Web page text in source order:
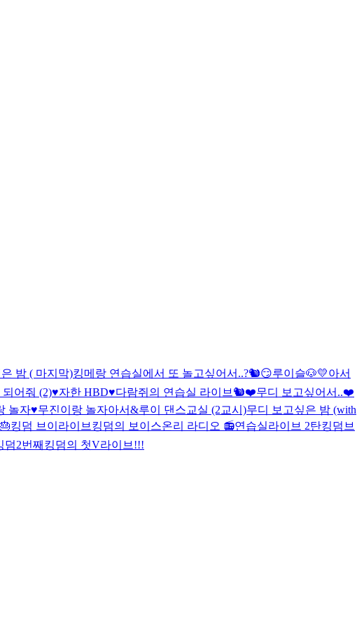
밤 ( 마지막)킹메랑 연습실에서 또 놀고싶어서..?🐿😏루이슬🐶💛아서
어줘 (2)♥자한 HBD♥다람쥐의 연습실 라이브🐿❤무디 보고싶어서..❤
놀자♥︎무진이랑 놀자아서&루이 댄스교실 (2교시)무디 보고싶은 밤 (with
킹덤 브이라이브 킹덤의 보이스온리 라디오 📻연습실라이브 2탄킹덤브
덤2번째 킹덤의 첫V라이브!!!